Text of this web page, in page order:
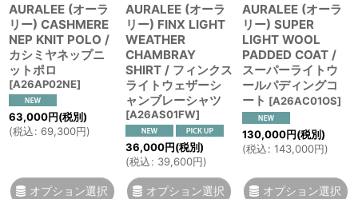
AURALEE (オーラ
リー) CASHMERE
NEP KNIT POLO /
カシミヤネップニ
ットポロ
[A26AP02NE]
63,000円(税別)
(税込: 69,300円)
オプション選択
AURALEE (オーラ
リー) FINX LIGHT
WEATHER
CHAMBRAY
SHIRT / フィンクス
ライトウェザーシ
ャンブレーシャツ
[A26AS01FW]
36,000円(税別)
(税込: 39,600円)
オプション選択
AURALEE (オーラ
リー) SUPER
LIGHT WOOL
PADDED COAT /
スーパーライトウ
ールパディングコ
ート [A26AC01OS]
130,000円(税別)
(税込: 143,000円)
オプション選択